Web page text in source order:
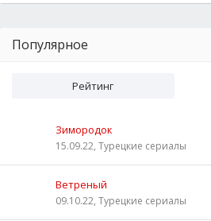
Популярное
Рейтинг
Зимородок
15.09.22, Турецкие сериалы
Ветреный
09.10.22, Турецкие сериалы